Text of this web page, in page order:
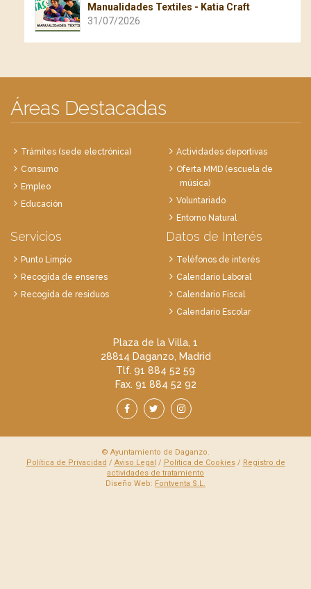
Manualidades Textiles - Katia Craft
31/07/2026
Áreas Destacadas
Trámites (sede electrónica)
Consumo
Empleo
Educación
Actividades deportivas
Oferta MMD (escuela de
música)
Voluntariado
Entorno Natural
Servicios
Punto Limpio
Recogida de enseres
Recogida de residuos
Datos de Interés
Teléfonos de interés
Calendario Laboral
Calendario Fiscal
Calendario Escolar
Plaza de la Villa, 1
28814 Daganzo, Madrid
Tlf. 91 884 52 59
Fax. 91 884 52 92
© Ayuntamiento de Daganzo.
Política de Privacidad / Aviso Legal / Política de Cookies/ Registro de
actividades de tratamiento
Diseño Web: Fontventa S.L.